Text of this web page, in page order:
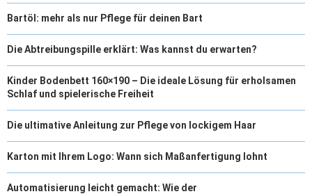
Bartöl: mehr als nur Pflege für deinen Bart
Die Abtreibungspille erklärt: Was kannst du erwarten?
Kinder Bodenbett 160×190 – Die ideale Lösung für erholsamen
Schlaf und spielerische Freiheit
Die ultimative Anleitung zur Pflege von lockigem Haar
Karton mit Ihrem Logo: Wann sich Maßanfertigung lohnt
Automatisierung leicht gemacht: Wie der